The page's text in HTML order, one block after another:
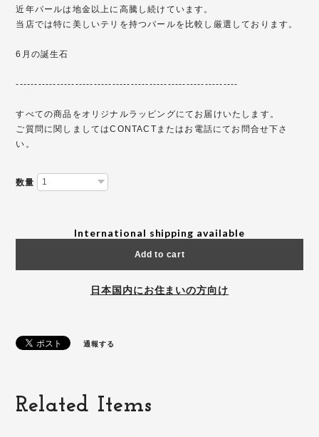
近年パールは地金以上に高騰し続けています。
当店では特に美しいテリを持つパールを比較し厳選しております。
6月の誕生石
------------------------------------------------------------
すべての商品をオリジナルラッピングにてお届けいたします。
ご質問に関しましてはCONTACTまたはお電話にてお問合せ下さ
い。
数量
International shipping available
Add to cart
日本国内にお住まいの方向け
通報する
Related Items